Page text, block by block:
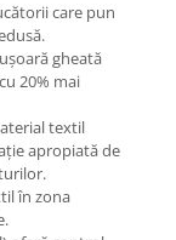
care pun
gheată
20% mai
textil
apropiată de
în zona